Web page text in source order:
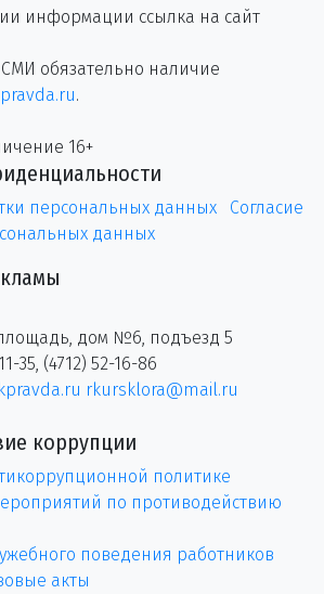
информации ссылка на сайт
обязательно наличие
.
16+
персональных данных
Согласие
данных
площадь, дом №6, подъезд 5
35, (4712) 52-16-86
rkursklora@mail.ru
коррупции
политике
по противодействию
поведения работников
акты